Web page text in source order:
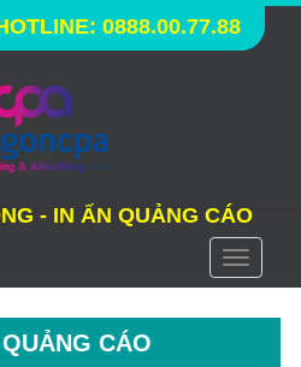
0888.00.77.88
- IN ẤN QUẢNG CÁO
Toggle
CÁO